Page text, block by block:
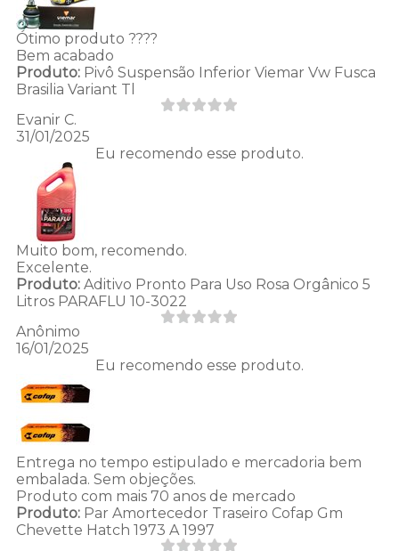
Ótimo produto ????
Bem acabado
Produto:Pivô Suspensão Inferior Viemar Vw Fusca
Brasilia Variant Tl
Evanir C.
31/01/2025
Eu recomendo esse produto.
Muito bom, recomendo.
Excelente.
Produto:Aditivo Pronto Para Uso Rosa Orgânico 5
Litros PARAFLU 10-3022
Anônimo
16/01/2025
Eu recomendo esse produto.
Entrega no tempo estipulado e mercadoria bem
embalada. Sem objeções.
Produto com mais 70 anos de mercado
Produto:Par Amortecedor Traseiro Cofap Gm
Chevette Hatch 1973 A 1997